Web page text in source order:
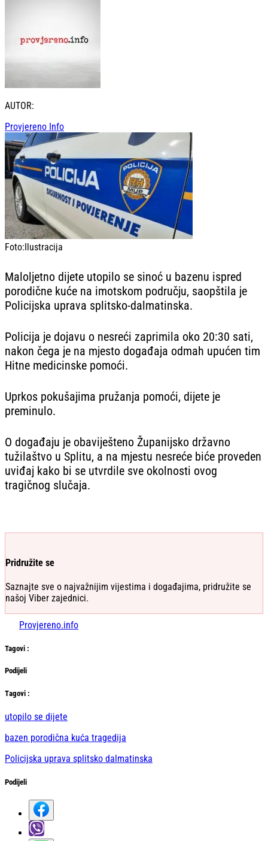
AUTOR:
Provjereno Info
Foto:Ilustracija
Maloljetno dijete utopilo se sinoć u bazenu ispred
porodične kuće na imotskom području, saopštila je
Policijska uprava splitsko-dalmatinska.
Policija je dojavu o nesreći zaprimila oko 20:30 sati,
nakon čega je na mjesto događaja odmah upućen tim
Hitne medicinske pomoći.
Uprkos pokušajima pružanja pomoći, dijete je
preminulo.
O događaju je obaviješteno Županijsko državno
tužilaštvo u Splitu, a na mjestu nesreće biće proveden
uviđaj kako bi se utvrdile sve okolnosti ovog
tragičnog slučaja.
Pridružite se
Saznajte sve o najvažnijim vijestima i događajima, pridružite se
našoj Viber zajednici.
Provjereno.info
Tagovi :
Podijeli
Тagovi :
utopilo se dijete
bazen porodična kuća tragedija
Policijska uprava splitsko dalmatinska
Podijeli